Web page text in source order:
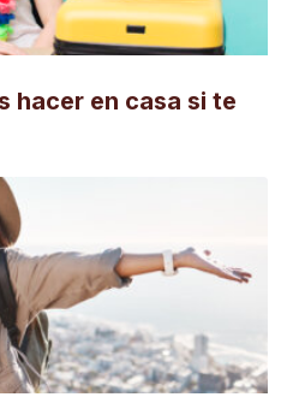
hacer en casa si te